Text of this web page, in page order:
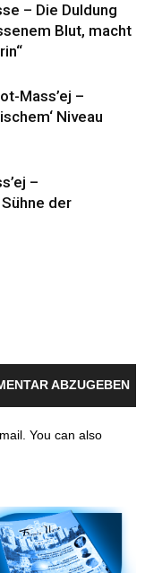
– Die Duldung
Blut, macht
Mass’ej –
Niveau
–
der
ABZUGEBEN
You can also